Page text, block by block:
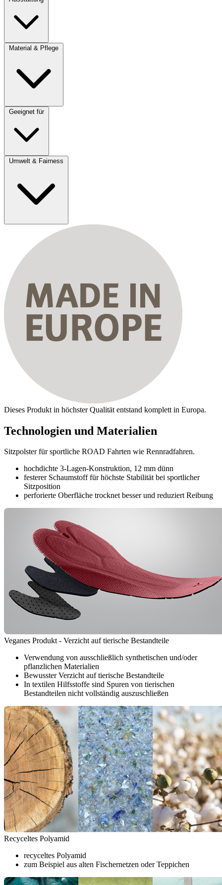
Material & Pflege
Geeignet für
Umwelt & Fairness
Dieses Produkt in höchster Qualität entstand komplett in Europa.
Technologien und Materialien
Sitzpolster für sportliche ROAD Fahrten wie Rennradfahren.
hochdichte 3-Lagen-Konstruktion, 12 mm dünn
festerer Schaumstoff für höchste Stabilität bei sportlicher
Sitzposition
perforierte Oberfläche trocknet besser und reduziert Reibung
Veganes Produkt - Verzicht auf tierische Bestandteile
Verwendung von ausschließlich synthetischen und/oder
pflanzlichen Materialien
Bewusster Verzicht auf tierische Bestandteile
In textilen Hilfsstoffe sind Spuren von tierischen
Bestandteilen nicht vollständig auszuschließen
Recyceltes Polyamid
recyceltes Polyamid
zum Beispiel aus alten Fischernetzen oder Teppichen